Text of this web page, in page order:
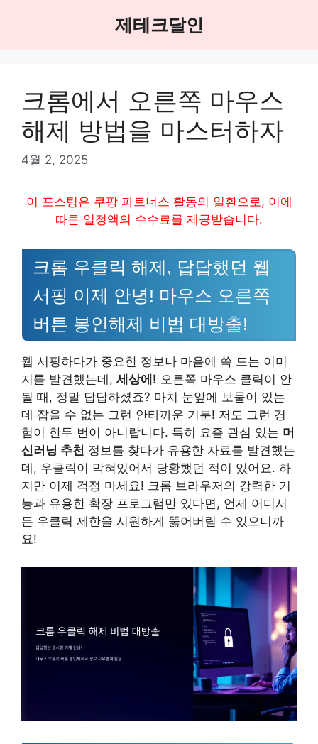
제테크달인
크롬에서 오른쪽 마우스
해제 방법을 마스터하자
4월 2, 2025
이 포스팅은 쿠팡 파트너스 활동의 일환으로, 이에
따른 일정액의 수수료를 제공받습니다.
크롬 우클릭 해제, 답답했던 웹
서핑 이제 안녕! 마우스 오른쪽
버튼 봉인해제 비법 대방출!
웹 서핑하다가 중요한 정보나 마음에 쏙 드는 이미
지를 발견했는데, 세상에! 오른쪽 마우스 클릭이 안
될 때, 정말 답답하셨죠? 마치 눈앞에 보물이 있는
데 잡을 수 없는 그런 안타까운 기분! 저도 그런 경
험이 한두 번이 아니랍니다. 특히 요즘 관심 있는 머
신러닝 추천 정보를 찾다가 유용한 자료를 발견했는
데, 우클릭이 막혀있어서 당황했던 적이 있어요. 하
지만 이제 걱정 마세요! 크롬 브라우저의 강력한 기
능과 유용한 확장 프로그램만 있다면, 언제 어디서
든 우클릭 제한을 시원하게 뚫어버릴 수 있으니까
요!